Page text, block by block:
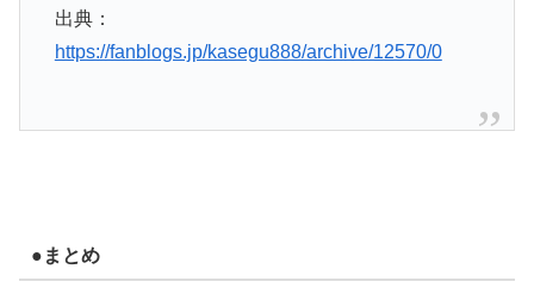
出典：
https://fanblogs.jp/kasegu888/archive/12570/0
●まとめ